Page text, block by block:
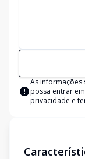
As informações
possa entrar
privacidade e